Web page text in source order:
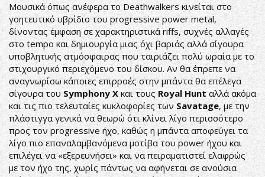
Μουσικά όπως ανέφερα το Deathwalkers κινείται στο
γοητευτικό υβρίδιο του progressive power metal,
δίνοντας έμφαση σε χαρακτηριστικά riffs, συχνές αλλαγές
στο tempo και δημιουργία μιας όχι βαριάς αλλά σίγουρα
υποβλητικής ατμόσφαιρας που ταιριάζει πολύ ωραία με το
στιχουργικό περιεχόμενο του δίσκου. Αν θα έπρεπε να
αναγνωρίσω κάποιες επιρροές στην μπάντα θα επέλεγα
σίγουρα τουSymphony Xκαι τουςRoyal Huntαλλά ακόμα
και τις πιο τελευταίες κυκλοφορίες τωνSavatage, με την
πλάστιγγα γενικά να θεωρώ ότι κλίνει λίγο περισσότερο
προς τον progressive ήχο, καθώς η μπάντα αποφεύγει τα
λίγο πιο επαναλαμβανόμενα μοτίβα του power ήχου και
επιλέγει να «εξερευνήσει» και να πειραματιστεί ελαφρώς
με τον ήχο της, χωρίς πάντως να αφήνεται σε ανούσια